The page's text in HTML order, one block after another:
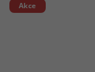
Akce